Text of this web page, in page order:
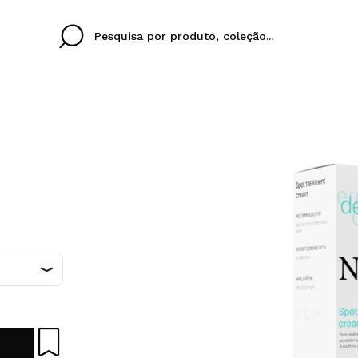
Eu não tenho uma
Ao criar uma conta
rapidamente, verificar
operações anteriores.
IDIOMA
Ines
colori